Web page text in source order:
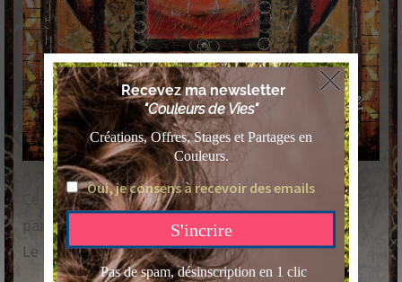
À propos de l’œuvre
Ce tableau me posait des difficultés, et je ne
parvenais pas à le finir..
Le plaisir est devenu une peine…